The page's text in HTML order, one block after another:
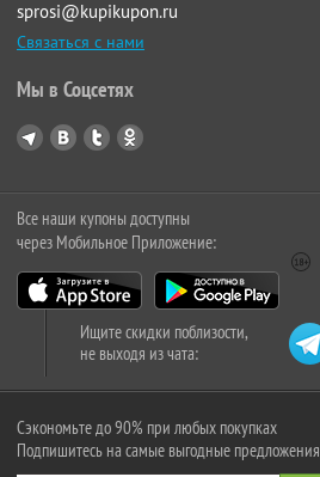
sprosi@kupikupon.ru
Связаться с нами
Мы в Соцсетях
Все наши купоны доступны
через Мобильное Приложение:
Ищите скидки поблизости,
не выходя из чата:
Сэкономьте до 90% при любых покупках
Подпишитесь на самые выгодные предложения